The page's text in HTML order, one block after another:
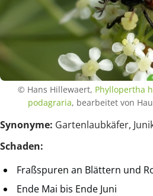
© Hans Hillewaert, Phyllopertha
podagraria, bearbeitet von
Synonyme: Gartenlaubkäfer,
Schaden:
Fraßspuren an Blättern und
Ende Mai bis Ende Juni